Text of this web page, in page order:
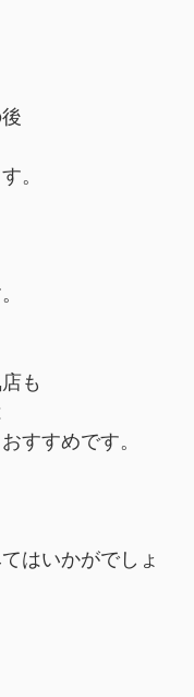
。
も
すすめです。
はいかがでしょ